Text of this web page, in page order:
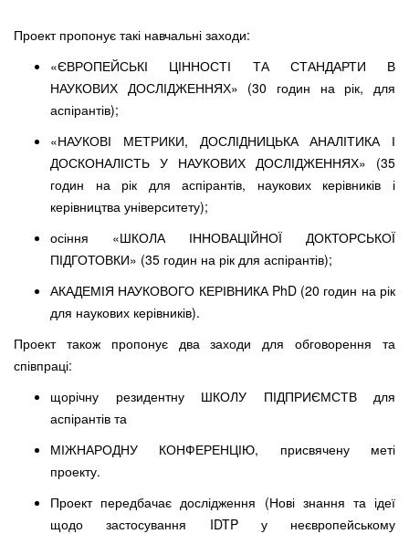
Проект пропонує такі навчальні заходи:
«ЄВРОПЕЙСЬКІ ЦІННОСТІ ТА СТАНДАРТИ В
НАУКОВИХ ДОСЛІДЖЕННЯХ» (30 годин на рік, для
аспірантів);
«НАУКОВІ МЕТРИКИ, ДОСЛІДНИЦЬКА АНАЛІТИКА І
ДОСКОНАЛІСТЬ У НАУКОВИХ ДОСЛІДЖЕННЯХ» (35
годин на рік для аспірантів, наукових керівників і
керівництва університету);
осіння «ШКОЛА ІННОВАЦІЙНОЇ ДОКТОРСЬКОЇ
ПІДГОТОВКИ» (35 годин на рік для аспірантів);
АКАДЕМІЯ НАУКОВОГО КЕРІВНИКА PhD (20 годин на рік
для наукових керівників).
Проект також пропонує два заходи для обговорення та
співпраці:
щорічну резидентну ШКОЛУ ПІДПРИЄМСТВ для
аспірантів та
МІЖНАРОДНУ КОНФЕРЕНЦІЮ, присвячену меті
проекту.
Проект передбачає дослідження (Нові знання та ідеї
щодо застосування IDTP у неєвропейському